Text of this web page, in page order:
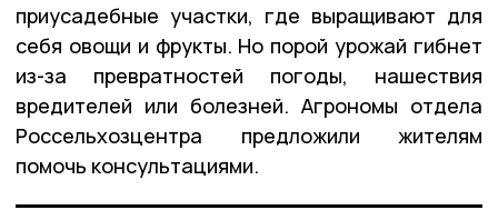
приусадебные участки, где выращивают для
себя овощи и фрукты. Но порой урожай гибнет
из-за превратностей погоды, нашествия
вредителей или болезней. Агрономы отдела
Россельхозцентра предложили жителям
помочь консультациями.